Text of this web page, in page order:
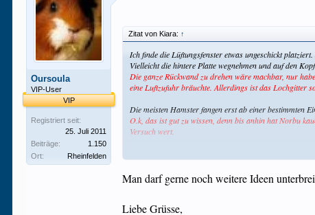
Oursoula
VIP-User
VIP
Registriert seit:
25. Juli 2011
Beiträge:
1.150
Ort:
Rheinfelden
Zitat von Kiara: ↑
Ich finde die Lüftungsfenster etwas ungeschickt
Vielleicht die hintere Platte wegnehmen und auf den
Die ganze Rückwand zu drehen wäre machbar, nur
eine Luftzufuhr bräuchte. Allerdings ist das Lochgitter
Die meisten Hamster fangen erst ab einer bestimmten
O.k, das ist gut zu wissen, denn bis anhin hat Norbu
Versuch wert.
Hat der Eigenbau eine Abdeckung? Wenn nicht,
Ich würde wahrscheinlich links noch eine grössere
Man darf gerne noch weitere Ideen
Liebe Grüsse,